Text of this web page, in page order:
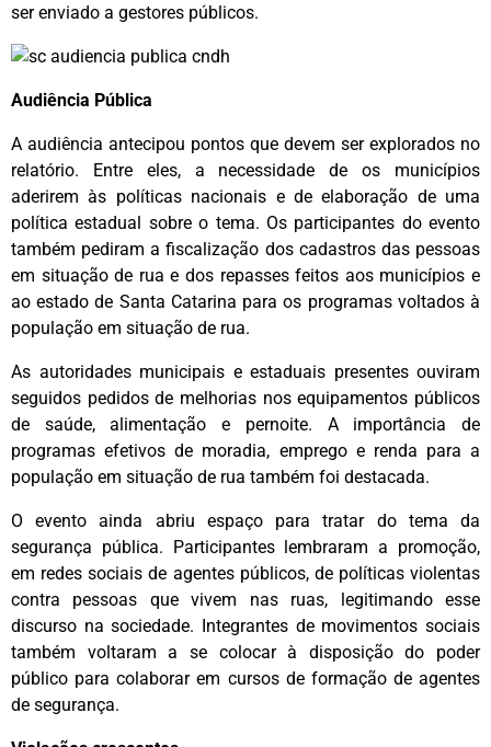
ser enviado a gestores públicos.
Audiência Pública
A audiência antecipou pontos que devem ser explorados no
relatório. Entre eles, a necessidade de os municípios
aderirem às políticas nacionais e de elaboração de uma
política estadual sobre o tema. Os participantes do evento
também pediram a fiscalização dos cadastros das pessoas
em situação de rua e dos repasses feitos aos municípios e
ao estado de Santa Catarina para os programas voltados à
população em situação de rua.
As autoridades municipais e estaduais presentes ouviram
seguidos pedidos de melhorias nos equipamentos públicos
de saúde, alimentação e pernoite. A importância de
programas efetivos de moradia, emprego e renda para a
população em situação de rua também foi destacada.
O evento ainda abriu espaço para tratar do tema da
segurança pública. Participantes lembraram a promoção,
em redes sociais de agentes públicos, de políticas violentas
contra pessoas que vivem nas ruas, legitimando esse
discurso na sociedade. Integrantes de movimentos sociais
também voltaram a se colocar à disposição do poder
público para colaborar em cursos de formação de agentes
de segurança.